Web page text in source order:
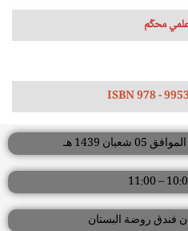
محكّم
ISBN 978 -
فندق روضة البستان